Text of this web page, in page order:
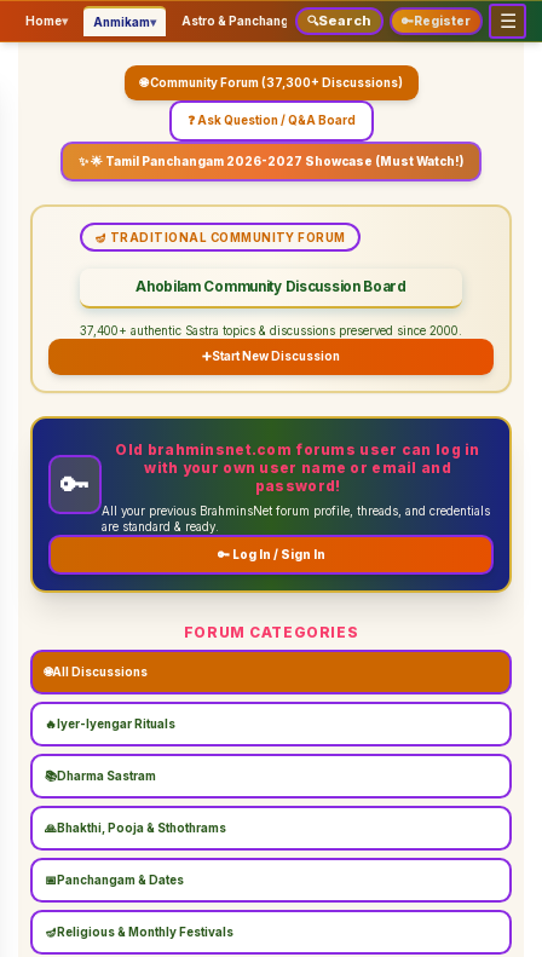
Home▾ Anmikam▾ Astro & Panchangam▾ Vaidhikam & Sastram▾
🔍Search 🔑Register ☰
🌐 Community Forum (37,300+ Discussions)
❓ Ask Question / Q&A Board
✨ 🌟 Tamil Panchangam 2026-2027 Showcase (Must Watch!)
🪔 TRADITIONAL COMMUNITY FORUM
Ahobilam Community Discussion Board
37,400+ authentic Sastra topics & discussions preserved since 2000.
➕Start New Discussion
🔑
Old brahminsnet.com forums user can log in
with your own user name or email and
password!
All your previous BrahminsNet forum profile, threads, and credentials
are standard & ready.
🔑 Log In / Sign In
FORUM CATEGORIES
🌐All Discussions
🔥 Iyer-Iyengar Rituals
📚Dharma Sastram
🙏Bhakthi, Pooja & Sthothrams
📅 Panchangam & Dates
🪔 Religious & Monthly Festivals